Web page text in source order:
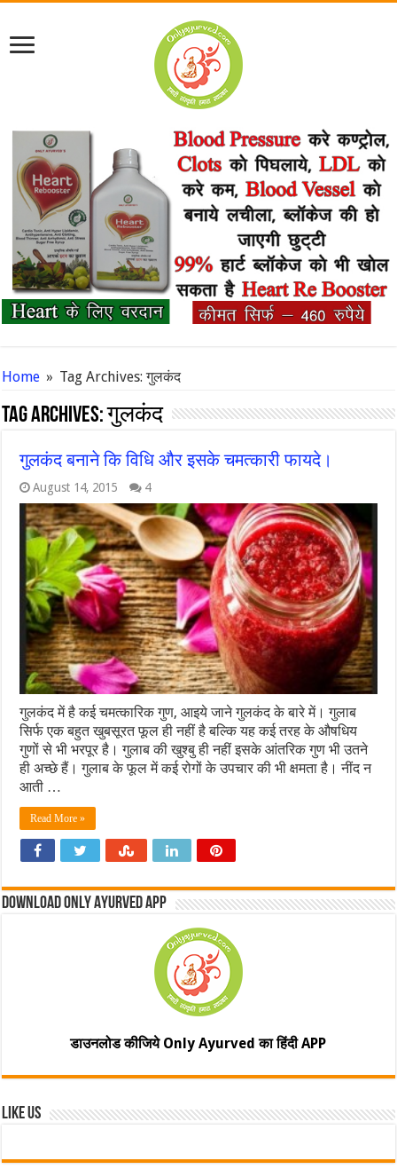
Home » Tag Archives: गुलकंद
Tag Archives:गुलकंद
गुलकंद बनाने कि विधि और इसके चमत्कारी फायदे।
August 14, 2015 4
गुलकंद में है कई चमत्कारिक गुण, आइये जाने गुलकंद के बारे में। गुलाब
सिर्फ एक बहुत खुबसूरत फूल ही नहीं है बल्कि यह कई तरह के औषधिय
गुणों से भी भरपूर है। गुलाब की खुश्बु ही नहीं इसके आंतरिक गुण भी उतने
ही अच्छे हैं। गुलाब के फूल में कई रोगों के उपचार की भी क्षमता है। नींद न
आती …
Read More »
Download Only Ayurved App
डाउनलोड कीजिये Only Ayurved का हिंदी APP
Like Us